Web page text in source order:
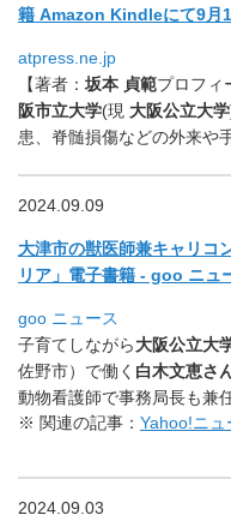
籍 Amazon Kindleにて9月
atpress.ne.jp
【著者： 坂本 貞範プロフィ
阪市立大学(現 大阪公立大学
患、脊髄損傷などの外来や
2024.09.09
大津市の獣医師兼キャリコ
リア」電子書籍 - goo ニュ
goo ニュース
子育てしながら大阪公立大
佐野市）で働く 白木文恵さ
動物看護師で事務局長も兼
※ 関連の記事： Yahoo!ニュ
2024.09.03